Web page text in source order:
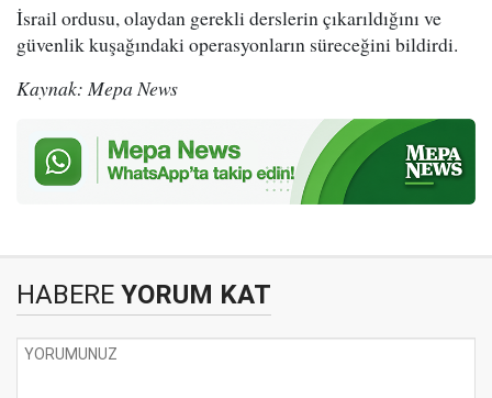
İsrail ordusu, olaydan gerekli derslerin çıkarıldığını ve
güvenlik kuşağındaki operasyonların süreceğini bildirdi.
Kaynak: Mepa News
HABERE YORUM KAT